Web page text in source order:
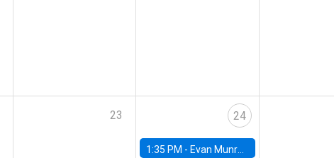
23 24
1:35 PM - Evan Munro, Neyman Visiting Assistant Professor in the Department of Statistics at UC Berkeley